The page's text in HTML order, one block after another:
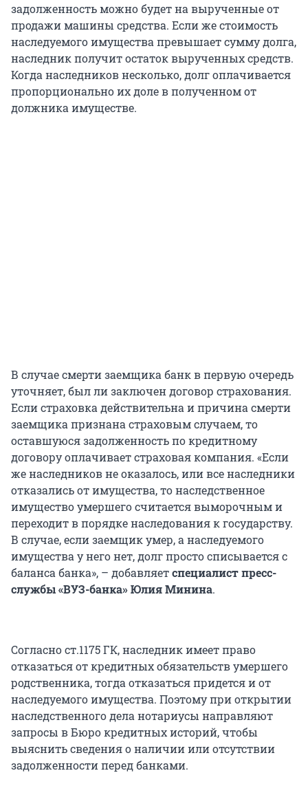
задолженность можно будет на вырученные от
продажи машины средства. Если же стоимость
наследуемого имущества превышает сумму долга,
наследник получит остаток вырученных средств.
Когда наследников несколько, долг оплачивается
пропорционально их доле в полученном от
должника имуществе.
В случае смерти заемщика банк в первую очередь
уточняет, был ли заключен договор страхования.
Если страховка действительна и причина смерти
заемщика признана страховым случаем, то
оставшуюся задолженность по кредитному
договору оплачивает страховая компания. «Если
же наследников не оказалось, или все наследники
отказались от имущества, то наследственное
имущество умершего считается выморочным и
переходит в порядке наследования к государству.
В случае, если заемщик умер, а наследуемого
имущества у него нет, долг просто списывается с
баланса банка», – добавляетспециалист пресс-
службы «ВУЗ-банка» Юлия Минина.
Согласно ст.1175 ГК, наследник имеет право
отказаться от кредитных обязательств умершего
родственника, тогда отказаться придется и от
наследуемого имущества. Поэтому при открытии
наследственного дела нотариусы направляют
запросы в Бюро кредитных историй, чтобы
выяснить сведения о наличии или отсутствии
задолженности перед банками.